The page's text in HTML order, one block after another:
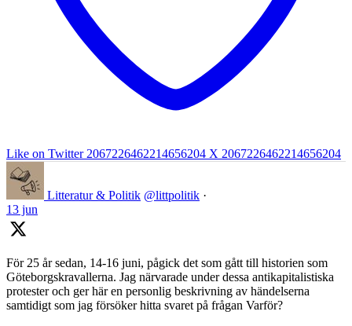
Like on Twitter 2067226462214656204 X 2067226462214656204
Litteratur & Politik @littpolitik ·
13 jun
För 25 år sedan, 14-16 juni, pågick det som gått till historien som
Göteborgskravallerna. Jag närvarade under dessa antikapitalistiska
protester och ger här en personlig beskrivning av händelserna
samtidigt som jag försöker hitta svaret på frågan Varför?